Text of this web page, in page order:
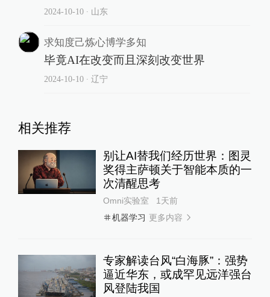
2024-10-10∙ 山东
求知度己炼心博学多知
毕竟AI在改变而且深刻改变世界
2024-10-10∙ 辽宁
相关推荐
别让AI替我们经历世界：图灵
奖得主萨顿关于智能本质的一
次清醒思考
Omni实验室
1天前
机器学习 更多内容
专家解读台风“白海豚”：强势
逼近华东，或成罕见远洋强台
风登陆我国